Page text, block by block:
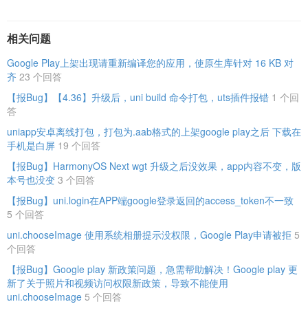
相关问题
Google Play上架出现请重新编译您的应用，使原生库针对 16 KB 对
齐 23 个回答
【报Bug】【4.36】升级后，uni build 命令打包，uts插件报错 1 个回
答
uniapp安卓离线打包，打包为.aab格式的上架google play之后 下载在
手机是白屏 19 个回答
【报Bug】HarmonyOS Next wgt 升级之后没效果，app内容不变，版
本号也没变 3 个回答
【报Bug】uni.login在APP端google登录返回的access_token不一致
5 个回答
uni.chooseImage 使用系统相册提示没权限，Google Play申请被拒 5
个回答
【报Bug】Google play 新政策问题，急需帮助解决！Google play 更
新了关于照片和视频访问权限新政策，导致不能使用
uni.chooseImage 5 个回答